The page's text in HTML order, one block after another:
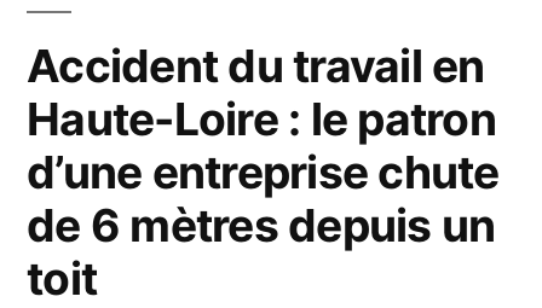
Accident du travail en
Haute-Loire : le patron
d’une entreprise chute
de 6 mètres depuis un
toit